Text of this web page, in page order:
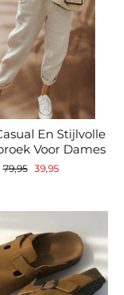
En Stijlvolle
Voor Dames
Normale
79,95 Verkoopprijs
39,95